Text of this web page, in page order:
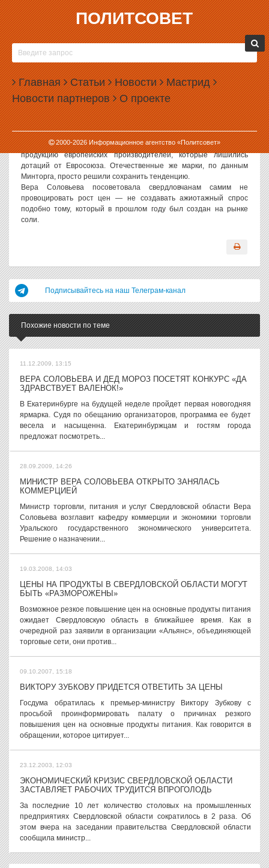
ПОЛИТСОВЕТ
Главная Статьи Новости Мастрид
Новости партнеров О проекте
2000-2026Информационное агентство «Политсовет»
09.10.2007, 12:34
ВЕРА СОЛОВЬЕВА СОВЕТУЕТ РЕЖЕ
ПОКУПАТЬ МАСЛО
У областных властей нет полномочий регулировать цены на
продукты питания. Об этом журналистам заявила министр
торговли, питания и услуг Свердловской области Вера
Соловьева.
Резкий рост цен на растительное масло, по словам министра,
вызван неурожаем подсолнечника и повышением цен на
продукцию европейских производителей, которые лишились
дотаций от Евросоюза. Отечественные же марки, по данным
Минторга, просто решили сохранить тенденцию.
Вера Соловьева посоветовала свердловчанам самим не
провоцировать рост цен — не создавать ажиотажный спрос
подобно тому, который в прошлом году был создан на рынке
соли.
Подписывайтесь на наш Телеграм-канал
Похожие новости по теме
11.12.2009, 13:15
ВЕРА СОЛОВЬЕВА И ДЕД МОРОЗ ПОСЕТЯТ КОНКУРС «ДА
ЗДРАВСТВУЕТ ВАЛЕНОК!»
В Екатеринбурге на будущей неделе пройдет первая новогодняя
ярмарка. Судя по обещанию организаторов, программа ее будет
весела и насыщенна. Екатеринбуржцам и гостям города
предложат посмотреть...
28.09.2009, 14:26
МИНИСТР ВЕРА СОЛОВЬЕВА ОТКРЫТО ЗАНЯЛАСЬ
КОММЕРЦИЕЙ
Министр торговли, питания и услуг Свердловской области Вера
Соловьева возглавит кафедру коммерции и экономики торговли
Уральского государственного экономического университета.
Решение о назначении...
19.03.2008, 14:03
ЦЕНЫ НА ПРОДУКТЫ В СВЕРДЛОВСКОЙ ОБЛАСТИ МОГУТ
БЫТЬ «РАЗМОРОЖЕНЫ»
Возможное резкое повышение цен на основные продукты питания
ожидает Свердловскую область в ближайшее время. Как в
очередной раз заявили в организации «Альянс», объединяющей
торговые сети, они против...
09.10.2007, 15:18
ВИКТОРУ ЗУБКОВУ ПРИДЕТСЯ ОТВЕТИТЬ ЗА ЦЕНЫ
Госдума обратилась к премьер-министру Виктору Зубкову с
просьбой проинформировать палату о причинах резкого
повышения цен на основные продукты питания. Как говорится в
обращении, которое цитирует...
23.12.2003, 12:03
ЭКОНОМИЧЕСКИЙ КРИЗИС СВЕРДЛОВСКОЙ ОБЛАСТИ
ЗАСТАВЛЯЕТ РАБОЧИХ ТРУДИТСЯ ВПРОГОЛОДЬ
За последние 10 лет количество столовых на промышленных
предприятиях Свердловской области сократилось в 2 раза. Об
этом вчера на заседании правительства Свердловской области
сообщила министр...